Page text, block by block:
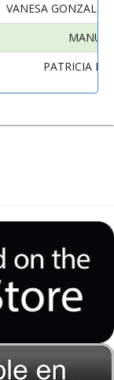
VANESA GONZALEZ
MANUEL
PATRICIA